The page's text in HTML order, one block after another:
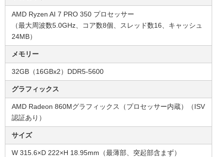
AMD Ryzen AI 7 PRO 350 プロセッサー
（最大周波数5.0GHz、コア数8個、スレッド数16、キャッシュ
24MB）
メモリー
32GB（16GBx2）DDR5-5600
グラフィックス
AMD Radeon 860Mグラフィックス（プロセッサー内蔵）（ISV
認証あり）
サイズ
W 315.6×D 222×H 18.95mm（最薄部、突起部含まず）